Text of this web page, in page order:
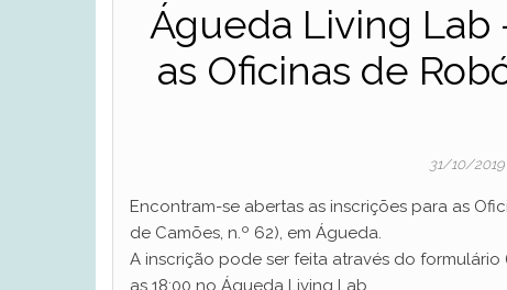
Águeda Living Lab
as Oficinas de
31/10/2019
Encontram-se abertas as inscrições para as
de Camões, n.º 62), em Águeda.
A inscrição pode ser feita através do formulário
as 18:00 no Águeda Living Lab.